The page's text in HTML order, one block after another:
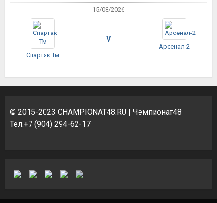
15/08/2026
Спартак Тм
V
Арсенал-2
© 2015-2023 CHAMPIONAT48.RU | Чемпионат48
Тел.+7 (904) 294-62-17